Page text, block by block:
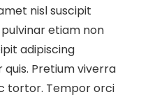
nisl suscipit
etiam non
adipiscing
Pretium viverra
tortor. Tempor orci